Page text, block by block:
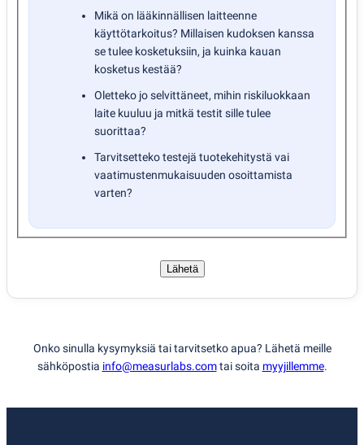
Mikä on lääkinnällisen laitteenne
käyttötarkoitus? Millaisen kudoksen kanssa
se tulee kosketuksiin, ja kuinka kauan
kosketus kestää?
Oletteko jo selvittäneet, mihin riskiluokkaan
laite kuuluu ja mitkä testit sille tulee
suorittaa?
Tarvitsetteko testejä tuotekehitystä vai
vaatimustenmukaisuuden osoittamista
varten?
Lähetä
Onko sinulla kysymyksiä tai tarvitsetko apua? Lähetä meille
sähköpostia info@measurlabs.comtai soita myyjillemme.